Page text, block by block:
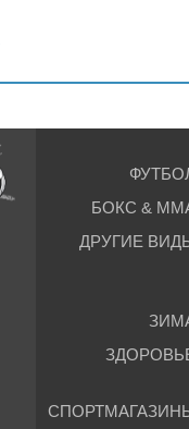
БОКС &
ДРУГИЕ